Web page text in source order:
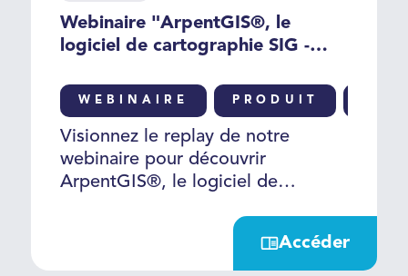
Webinaire "ArpentGIS®, le
logiciel de cartographie SIG -
WEBINAIRE PRODUIT
Visionnez le replay de notre
webinaire pour découvrir
ArpentGIS®, le logiciel de
Accéder